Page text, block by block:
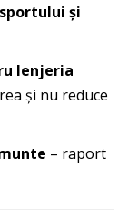
și
lenjeria
și nu reduce
– raport